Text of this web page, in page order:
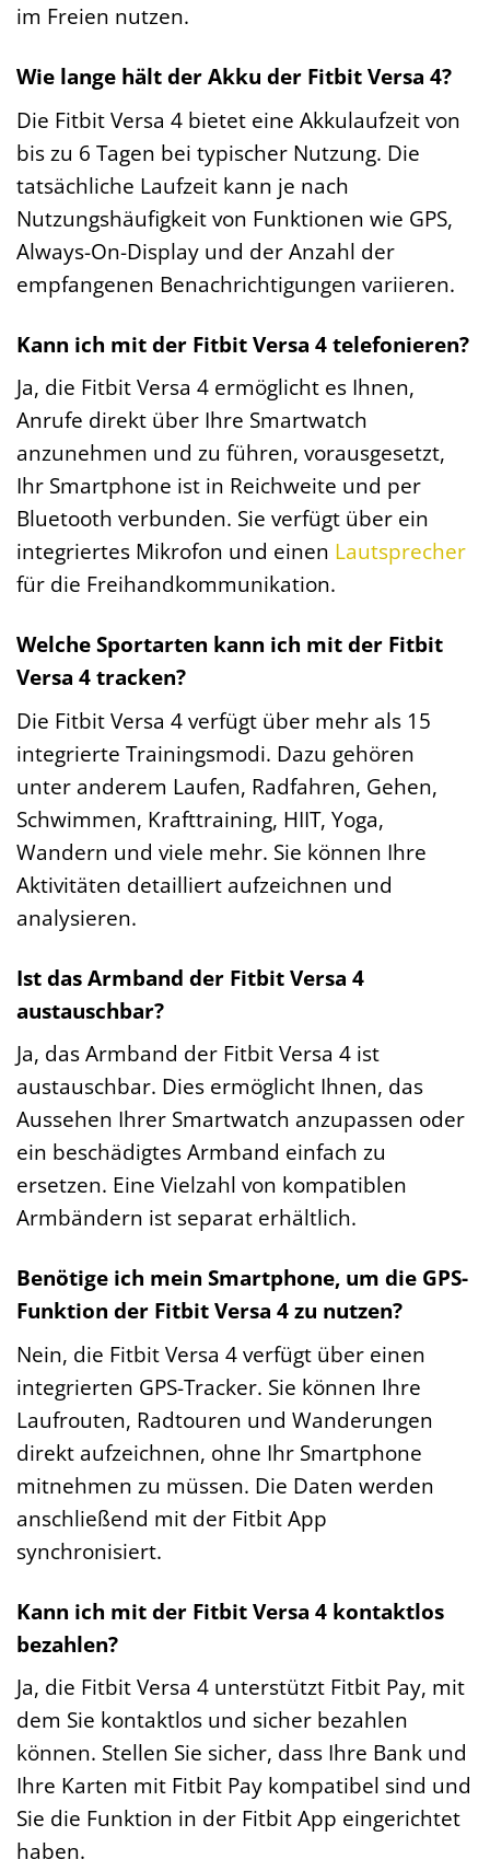
im Freien nutzen.
Wie lange hält der Akku der Fitbit Versa 4?
Die Fitbit Versa 4 bietet eine Akkulaufzeit von
bis zu 6 Tagen bei typischer Nutzung. Die
tatsächliche Laufzeit kann je nach
Nutzungshäufigkeit von Funktionen wie GPS,
Always-On-Display und der Anzahl der
empfangenen Benachrichtigungen variieren.
Kann ich mit der Fitbit Versa 4 telefonieren?
Ja, die Fitbit Versa 4 ermöglicht es Ihnen,
Anrufe direkt über Ihre Smartwatch
anzunehmen und zu führen, vorausgesetzt,
Ihr Smartphone ist in Reichweite und per
Bluetooth verbunden. Sie verfügt über ein
integriertes Mikrofon und einen Lautsprecher
für die Freihandkommunikation.
Welche Sportarten kann ich mit der Fitbit
Versa 4 tracken?
Die Fitbit Versa 4 verfügt über mehr als 15
integrierte Trainingsmodi. Dazu gehören
unter anderem Laufen, Radfahren, Gehen,
Schwimmen, Krafttraining, HIIT, Yoga,
Wandern und viele mehr. Sie können Ihre
Aktivitäten detailliert aufzeichnen und
analysieren.
Ist das Armband der Fitbit Versa 4
austauschbar?
Ja, das Armband der Fitbit Versa 4 ist
austauschbar. Dies ermöglicht Ihnen, das
Aussehen Ihrer Smartwatch anzupassen oder
ein beschädigtes Armband einfach zu
ersetzen. Eine Vielzahl von kompatiblen
Armbändern ist separat erhältlich.
Benötige ich mein Smartphone, um die GPS-
Funktion der Fitbit Versa 4 zu nutzen?
Nein, die Fitbit Versa 4 verfügt über einen
integrierten GPS-Tracker. Sie können Ihre
Laufrouten, Radtouren und Wanderungen
direkt aufzeichnen, ohne Ihr Smartphone
mitnehmen zu müssen. Die Daten werden
anschließend mit der Fitbit App
synchronisiert.
Kann ich mit der Fitbit Versa 4 kontaktlos
bezahlen?
Ja, die Fitbit Versa 4 unterstützt Fitbit Pay, mit
dem Sie kontaktlos und sicher bezahlen
können. Stellen Sie sicher, dass Ihre Bank und
Ihre Karten mit Fitbit Pay kompatibel sind und
Sie die Funktion in der Fitbit App eingerichtet
haben.